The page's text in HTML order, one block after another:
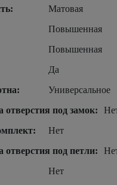
Матовая
Повышенная
Повышенная
Да
Универсальное
отверстия под замок:
Нет
отверстия под петли:
Нет